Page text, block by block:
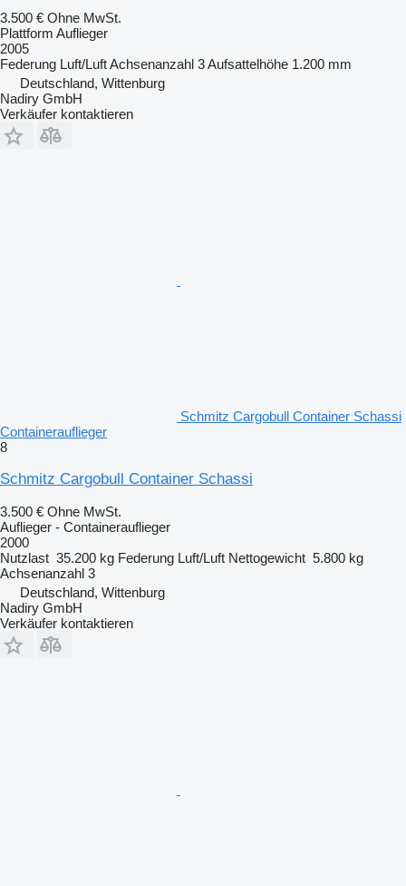
3.500 € Ohne MwSt.
Plattform Auflieger
2005
Federung Luft/LuftAchsenanzahl 3Aufsattelhöhe 1.200 mm
Deutschland, Wittenburg
Nadiry GmbH
Verkäufer kontaktieren
Schmitz Cargobull Container Schassi
Containerauflieger
8
Schmitz Cargobull Container Schassi
3.500 € Ohne MwSt.
Auflieger - Containerauflieger
2000
Nutzlast 35.200 kg Federung Luft/Luft Nettogewicht 5.800 kg
Achsenanzahl 3
Deutschland, Wittenburg
Nadiry GmbH
Verkäufer kontaktieren